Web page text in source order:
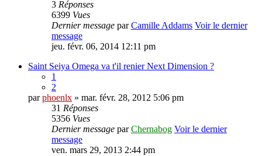
3 Réponses
6399 Vues
Dernier message parCamille Addams Voir le dernier
message
jeu. févr. 06, 2014 12:11 pm
Saint Seiya Omega va t'il renier Next Dimension ?
1
2
parphoenlx » mar. févr. 28, 2012 5:06 pm
31 Réponses
5356 Vues
Dernier message parChernabog Voir le dernier
message
ven. mars 29, 2013 2:44 pm